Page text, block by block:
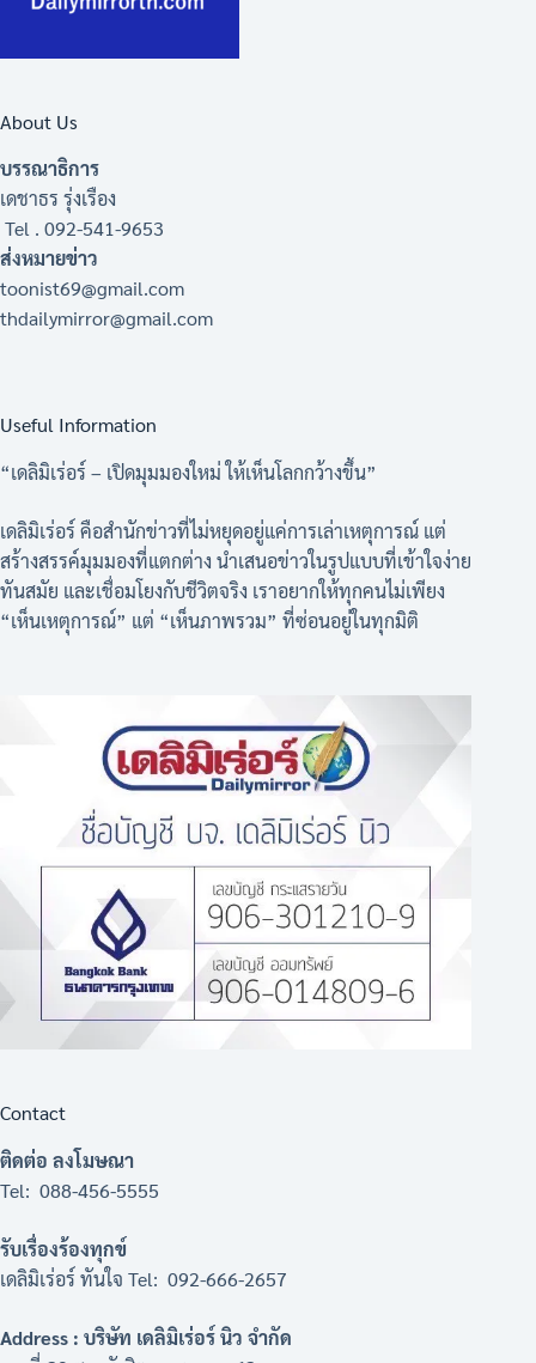
About Us
บรรณาธิการ
เดชาธร รุ่งเรือง
Tel . 092-541-9653
ส่งหมายข่าว
toonist69@gmail.com
thdailymirror@gmail.com
Useful Information
“เดลิมิเร่อร์ – เปิดมุมมองใหม่ ให้เห็นโลกกว้างขึ้น”
เดลิมิเร่อร์ คือสำนักข่าวที่ไม่หยุดอยู่แค่การเล่าเหตุการณ์ แต่
สร้างสรรค์มุมมองที่แตกต่าง นำเสนอข่าวในรูปแบบที่เข้าใจง่าย
ทันสมัย และเชื่อมโยงกับชีวิตจริง เราอยากให้ทุกคนไม่เพียง
“เห็นเหตุการณ์” แต่ “เห็นภาพรวม” ที่ซ่อนอยู่ในทุกมิติ
Contact
ติดต่อ ลงโมษณา
Tel: 088-456-5555
รับเรื่องร้องทุกข์
เดลิมิเร่อร์ ทันใจ Tel: 092-666-2657
Address : บริษัท เดลิมิเร่อร์ นิว จำกัด